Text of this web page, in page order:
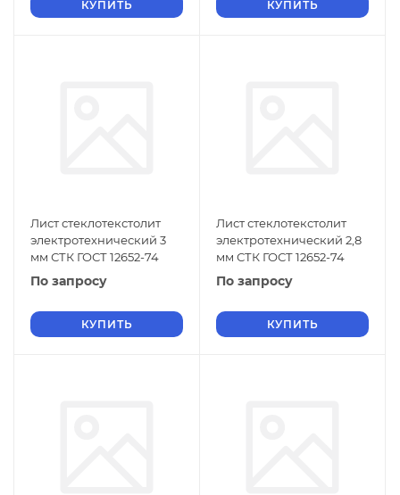
КУПИТЬ КУПИТЬ
Лист стеклотекстолит
электротехнический 3
мм СТК ГОСТ 12652-74
По запросу
КУПИТЬ
Лист стеклотекстолит
электротехнический 2,8
мм СТК ГОСТ 12652-74
По запросу
КУПИТЬ